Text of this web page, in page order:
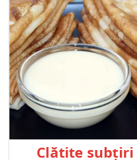
Clătite subțiri